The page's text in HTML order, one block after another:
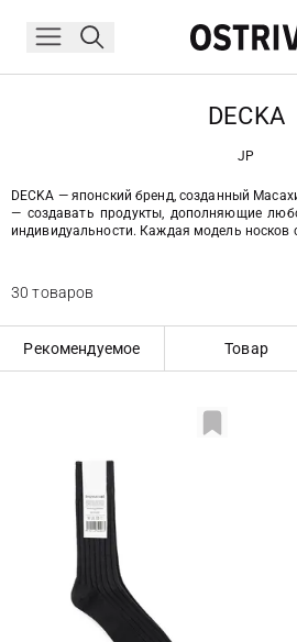
DECKA
JP
DECKA — японский бренд, созданный
— создавать продукты, дополняющие
индивидуальности. Каждая модель носков
30 товаров
Рекомендуемое Товар